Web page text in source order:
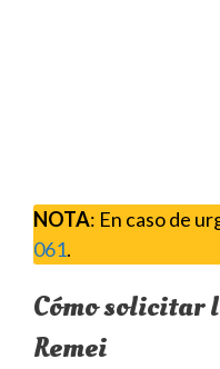
NOTA: En caso de
061.
Cómo solicitar
Remei